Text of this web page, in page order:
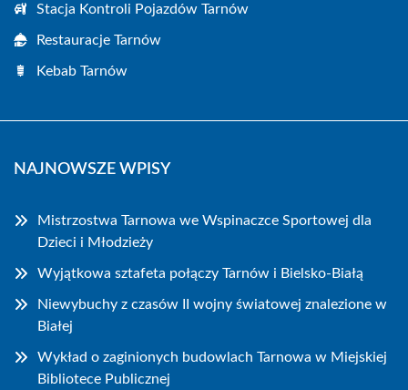
Stacja Kontroli Pojazdów Tarnów
Restauracje Tarnów
Kebab Tarnów
NAJNOWSZE WPISY
Mistrzostwa Tarnowa we Wspinaczce Sportowej dla
Dzieci i Młodzieży
Wyjątkowa sztafeta połączy Tarnów i Bielsko-Białą
Niewybuchy z czasów II wojny światowej znalezione w
Białej
Wykład o zaginionych budowlach Tarnowa w Miejskiej
Bibliotece Publicznej